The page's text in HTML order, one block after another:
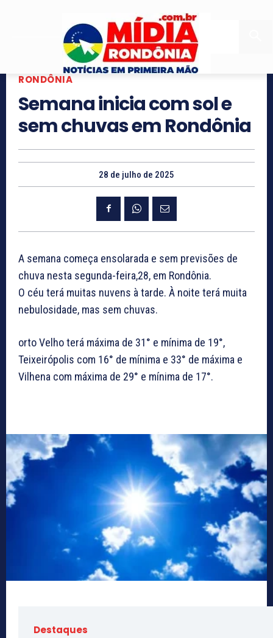
RONDÔNIA
Semana inicia com sol e
sem chuvas em Rondônia
28 de julho de 2025
A semana começa ensolarada e sem previsões de
chuva nesta segunda-feira,28, em Rondônia.
O céu terá muitas nuvens à tarde. À noite terá muita
nebulosidade, mas sem chuvas.
orto Velho terá máxima de 31° e mínima de 19°,
Teixeirópolis com 16° de mínima e 33° de máxima e
Vilhena com máxima de 29° e mínima de 17°.
Destaques